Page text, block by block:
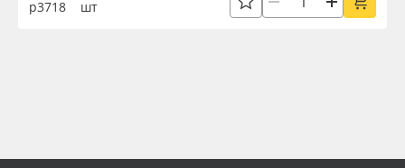
р3718 шт